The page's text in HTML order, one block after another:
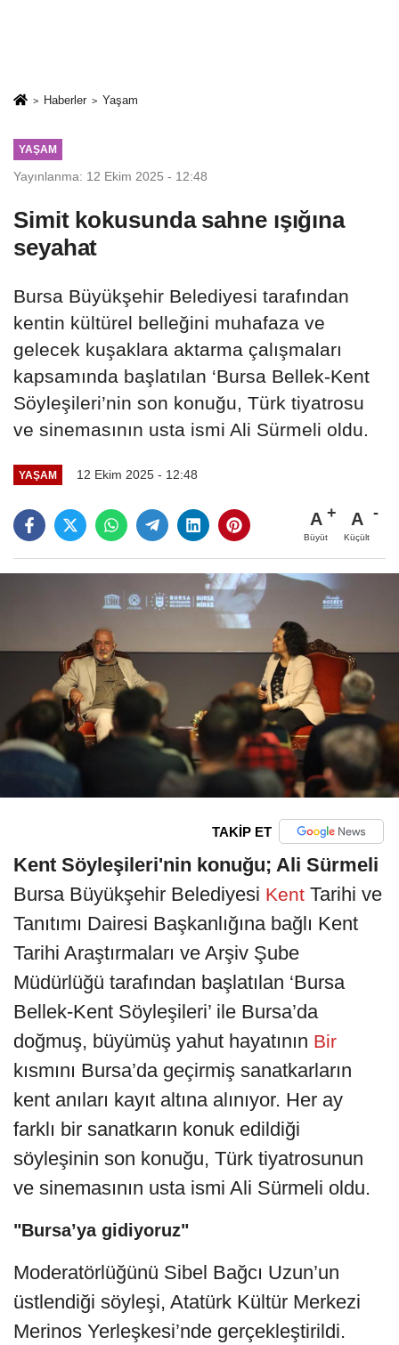
Haberler Yaşam
YAŞAM
Yayınlanma: 12 Ekim 2025 - 12:48
Simit kokusunda sahne ışığına
seyahat
Bursa Büyükşehir Belediyesi tarafından
kentin kültürel belleğini muhafaza ve
gelecek kuşaklara aktarma çalışmaları
kapsamında başlatılan ‘Bursa Bellek-Kent
Söyleşileri’nin son konuğu, Türk tiyatrosu
ve sinemasının usta ismi Ali Sürmeli oldu.
YAŞAM 12 Ekim 2025 - 12:48
A
Büyüt
A
Küçült
TAKİP ET
Kent Söyleşileri'nin konuğu; Ali Sürmeli
Bursa Büyükşehir Belediyesi Kent Tarihi ve
Tanıtımı Dairesi Başkanlığına bağlı Kent
Tarihi Araştırmaları ve Arşiv Şube
Müdürlüğü tarafından başlatılan ‘Bursa
Bellek-Kent Söyleşileri’ ile Bursa’da
doğmuş, büyümüş yahut hayatının Bir
kısmını Bursa’da geçirmiş sanatkarların
kent anıları kayıt altına alınıyor. Her ay
farklı bir sanatkarın konuk edildiği
söyleşinin son konuğu, Türk tiyatrosunun
ve sinemasının usta ismi Ali Sürmeli oldu.
"Bursa’ya gidiyoruz"
Moderatörlüğünü Sibel Bağcı Uzun’un
üstlendiği söyleşi, Atatürk Kültür Merkezi
Merinos Yerleşkesi’nde gerçekleştirildi.